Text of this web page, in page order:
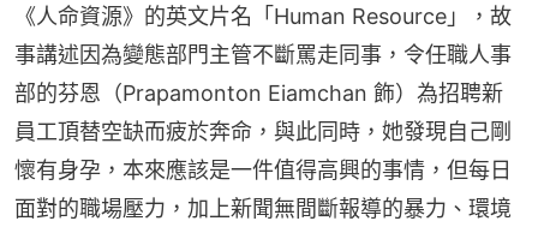
《人命資源》的英文片名「Human Resource」，故
事講述因為變態部門主管不斷罵走同事，令任職人事
部的芬恩（Prapamonton Eiamchan 飾）為招聘新
員工頂替空缺而疲於奔命，與此同時，她發現自己剛
懷有身孕，本來應該是一件值得高興的事情，但每日
面對的職場壓力，加上新聞無間斷報導的暴力、環境